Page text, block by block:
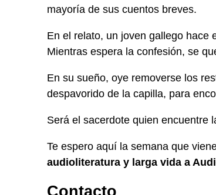
mayoría de sus cuentos breves.
En el relato, un joven gallego hace
Mientras espera la confesión, se
En su sueño, oye removerse los
despavorido de la capilla, para
Será el sacerdote quien encuentre
Te espero aquí la semana que
audioliteratura y larga vida a
Contacto